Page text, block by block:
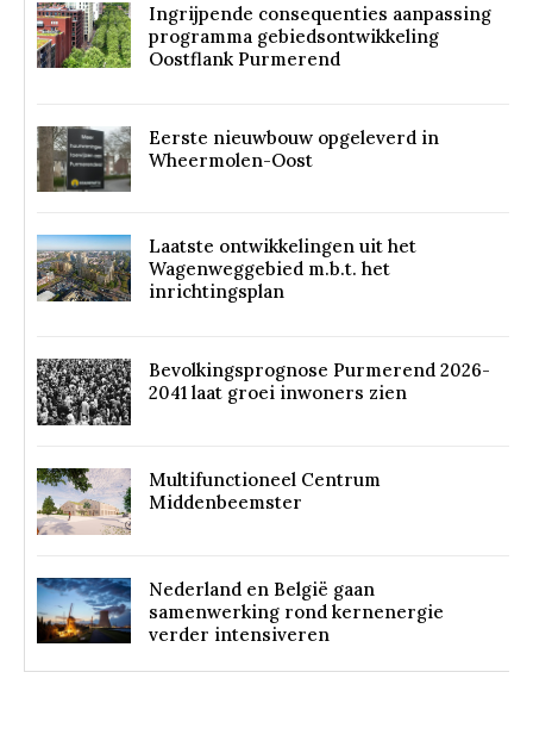
Ingrijpende consequenties aanpassing
programma gebiedsontwikkeling
Oostflank Purmerend
Eerste nieuwbouw opgeleverd in
Wheermolen-Oost
Laatste ontwikkelingen uit het
Wagenweggebied m.b.t. het
inrichtingsplan
Bevolkingsprognose Purmerend 2026-
2041 laat groei inwoners zien
Multifunctioneel Centrum
Middenbeemster
Nederland en België gaan
samenwerking rond kernenergie
verder intensiveren